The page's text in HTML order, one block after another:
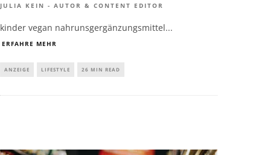
JULIA KEIN - AUTOR & CONTENT EDITOR
kinder vegan nahrunsgergänzungsmittel...
ERFAHRE MEHR
ANZEIGE LIFESTYLE 26 MIN READ